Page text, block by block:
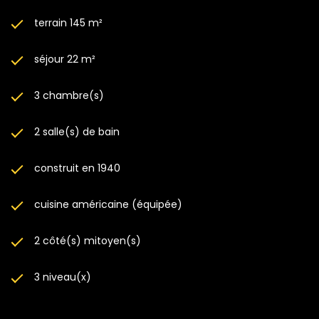
terrain 145 m²
séjour 22 m²
3 chambre(s)
2 salle(s) de bain
construit en 1940
cuisine américaine (équipée)
2 côté(s) mitoyen(s)
3 niveau(x)